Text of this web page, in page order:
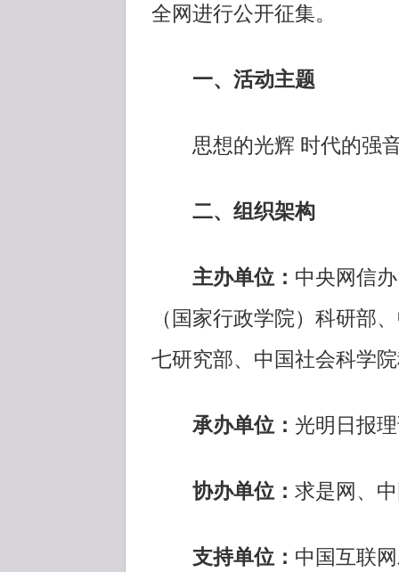
全网进行公开征集。
一、活动主题
思想的光辉 时代的强
二、组织架构
主办单位： 中央网信
（国家行政学院）科研部
七研究部、中国社会科学
承办单位： 光明日报
协办单位： 求是网、
支持单位： 中国互联